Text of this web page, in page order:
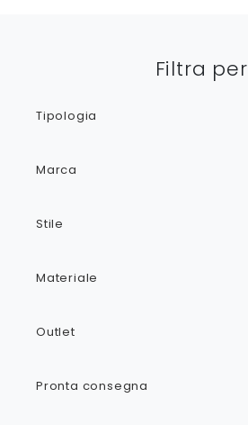
Filtra per
Tipologia
Marca
Stile
Materiale
Outlet
Pronta consegna